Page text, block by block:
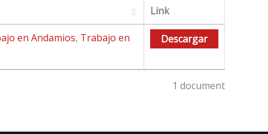
Link
en Andamios, Trabajo en
Descargar
1 document